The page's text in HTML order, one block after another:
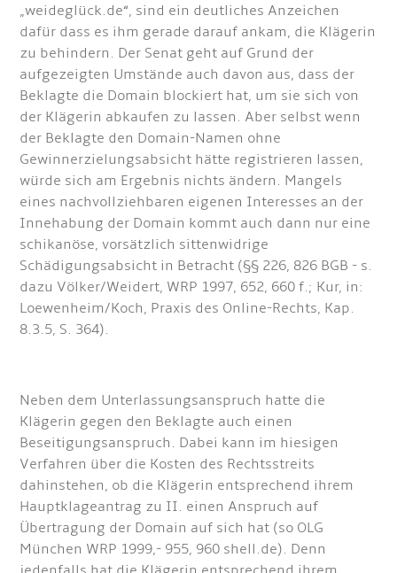
„weideglück.de“, sind ein deutliches Anzeichen
dafür dass es ihm gerade darauf ankam, die Klägerin
zu behindern. Der Senat geht auf Grund der
aufgezeigten Umstände auch davon aus, dass der
Beklagte die Domain blockiert hat, um sie sich von
der Klägerin abkaufen zu lassen. Aber selbst wenn
der Beklagte den Domain-Namen ohne
Gewinnerzielungsabsicht hätte registrieren lassen,
würde sich am Ergebnis nichts ändern. Mangels
eines nachvollziehbaren eigenen Interesses an der
Innehabung der Domain kommt auch dann nur eine
schikanöse, vorsätzlich sittenwidrige
Schädigungsabsicht in Betracht (§§ 226, 826 BGB - s.
dazu Völker/Weidert, WRP 1997, 652, 660 f.; Kur, in:
Loewenheim/Koch, Praxis des Online-Rechts, Kap.
8.3.5, S. 364).
Neben dem Unterlassungsanspruch hatte die
Klägerin gegen den Beklagte auch einen
Beseitigungsanspruch. Dabei kann im hiesigen
Verfahren über die Kosten des Rechtsstreits
dahinstehen, ob die Klägerin entsprechend ihrem
Hauptklageantrag zu II. einen Anspruch auf
Übertragung der Domain auf sich hat (so OLG
München WRP 1999,- 955, 960 shell.de). Denn